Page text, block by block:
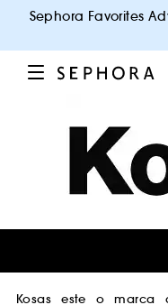
Sephora Favorites
Kosas este o marca